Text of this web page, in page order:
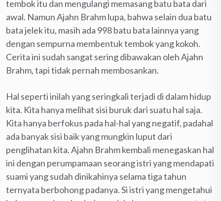
tembok itu dan mengulangi memasang batu bata dari
awal. Namun Ajahn Brahm lupa, bahwa selain dua batu
bata jelek itu, masih ada 998 batu bata lainnya yang
dengan sempurna membentuk tembok yang kokoh.
Cerita ini sudah sangat sering dibawakan oleh Ajahn
Brahm, tapi tidak pernah membosankan.
Hal seperti inilah yang seringkali terjadi di dalam hidup
kita. Kita hanya melihat sisi buruk dari suatu hal saja.
Kita hanya berfokus pada hal-hal yang negatif, padahal
ada banyak sisi baik yang mungkin luput dari
penglihatan kita. Ajahn Brahm kembali menegaskan hal
ini dengan perumpamaan seorang istri yang mendapati
suami yang sudah dinikahinya selama tiga tahun
ternyata berbohong padanya. Si istri yang mengetahui